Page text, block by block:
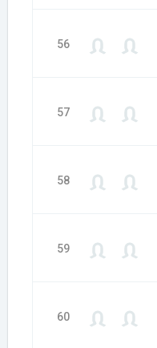
56
57
58
59
60